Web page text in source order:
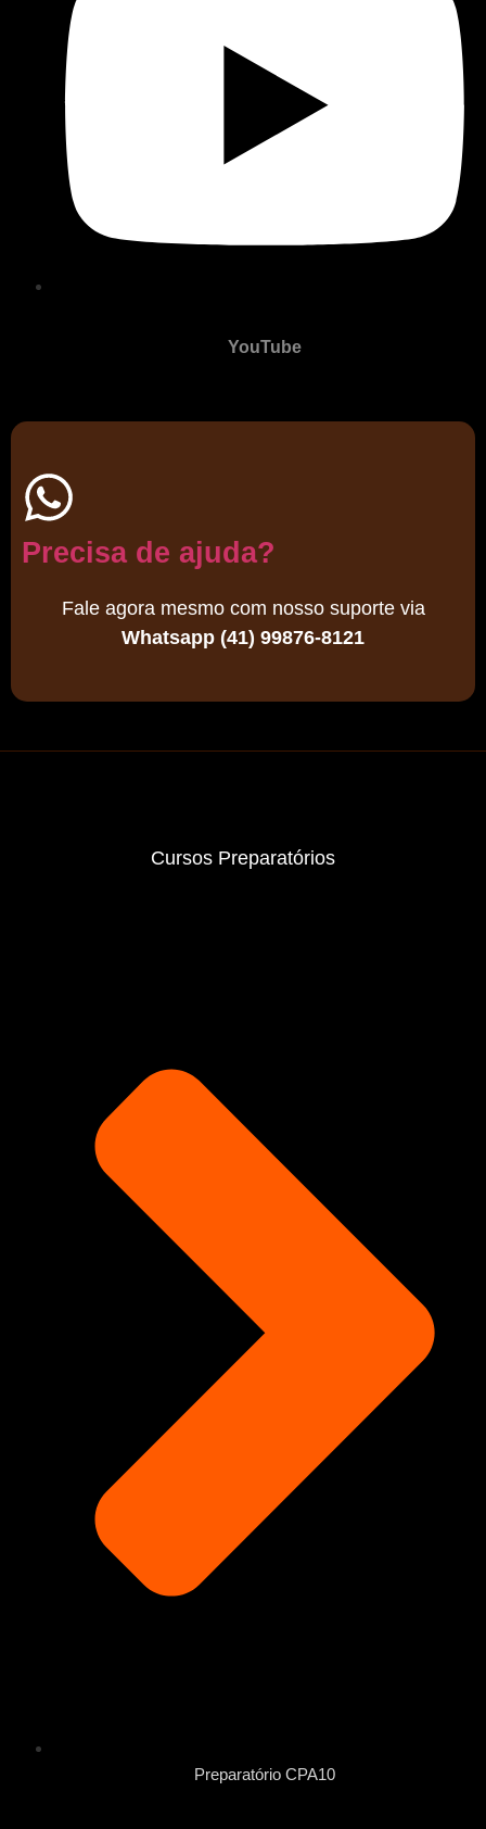
YouTube
Precisa de ajuda?
Fale agora mesmo com nosso suporte via
Whatsapp (41) 99876-8121
Cursos Preparatórios
Preparatório CPA10